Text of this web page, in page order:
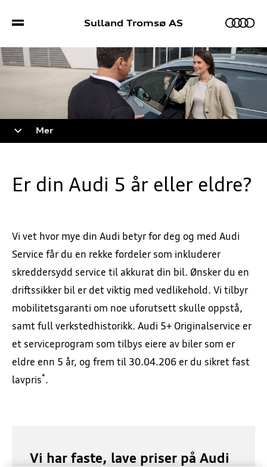
Sulland Tromsø AS
Bilmodeller
Bestill prøvekjøring
Lagerbiler
Firmabil
Prislister
Finansiering
Sport S/RS
Kampanjer
Bestill verkstedtime
5+ Originalservice
EU-kontroll
Dekkhotell
Kontakt
Mer
Er din Audi 5 år eller eldre?
Vi vet hvor mye din Audi betyr for deg og med Audi
Service får du en rekke fordeler som inkluderer
skreddersydd service til akkurat din bil. Ønsker du en
driftssikker bil er det viktig med vedlikehold. Vi tilbyr
mobilitetsgaranti om noe uforutsett skulle oppstå,
samt full verkstedhistorikk. Audi 5+ Originalservice er
et serviceprogram som tilbys eiere av biler som er
eldre enn 5 år, og frem til 30.04.206 er du sikret fast
lavpris*.
Vi har faste, lave priser på Audi